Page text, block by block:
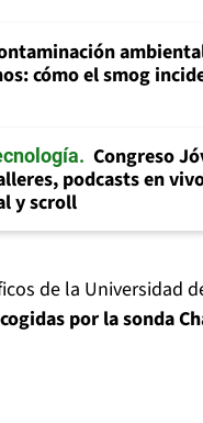
cómo el smog
Congreso
podcasts en
y scroll
de la Universidad
por la sonda